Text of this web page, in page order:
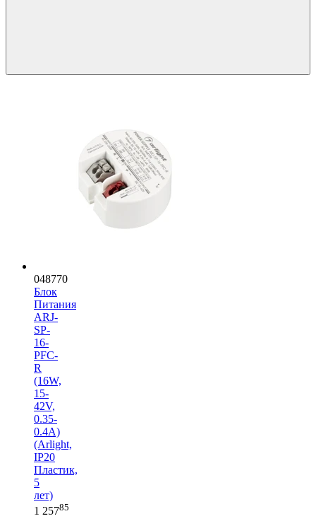
048770
Блок
Питания
ARJ-
SP-
16-
PFC-
R
(16W,
15-
42V,
0.35-
0.4A)
(Arlight,
IP20
Пластик,
5
лет)
1 25785